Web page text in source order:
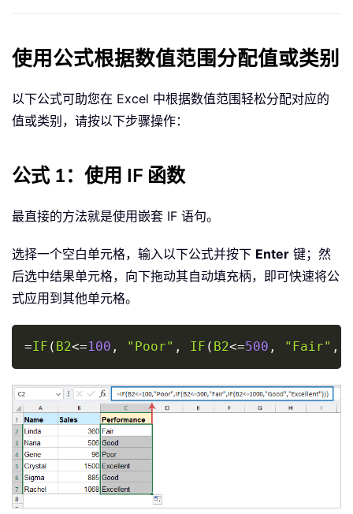
使用公式根据数值范围分配值或类别
以下公式可助您在 Excel 中根据数值范围轻松分配对应的
值或类别，请按以下步骤操作：
公式 1：使用 IF 函数
最直接的方法就是使用嵌套 IF 语句。
选择一个空白单元格，输入以下公式并按下 Enter 键；然
后选中结果单元格，向下拖动其自动填充柄，即可快速将公
式应用到其他单元格。
=IF ( B2<=100 , "Poor" , IF ( B2<=500 , "Fair" ,
Copy